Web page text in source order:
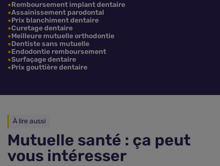
Remboursement implant dentaire
Assainissement parodontal
Prix blanchiment dentaire
Curetage dentaire
Meilleure mutuelle orthodontie
Dentiste sans mutuelle
Endodontie remboursement
Surfaçage dentaire
Prix gouttière dentaire
À lire aussi
Mutuelle santé : ça peut
vous intéresser